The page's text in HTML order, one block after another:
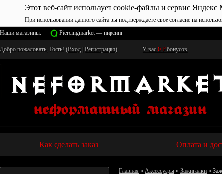
Этот веб-сайт использует cookie-файлы и сервис Яндекс
При использовании данного сайта вы подтверждаете свое согласие на
Наши магазины:
Piercingmarket — пирсинг
Добро пожаловать, Гость! (Вход Регистрация) У вас 0 ₽ бонусов
Как сделать заказ Оплата и
Главная » Аксессуары » Зажигалки »